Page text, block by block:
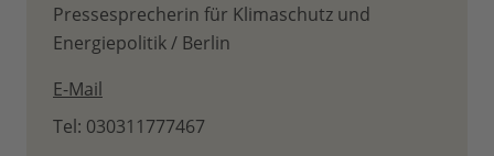
Pressesprecherin für Klimaschutz und
Energiepolitik / Berlin
E-Mail
Tel: 030311777467